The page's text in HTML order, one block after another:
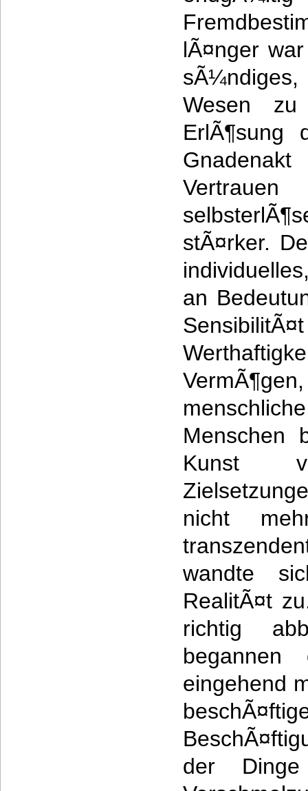
lÃ¤nger
Wesen
ErlÃ¶sung
stÃ¤rker.
an
Menschen
Kunst
nicht
wandte
RealitÃ¤t
richtig
eingehend
der